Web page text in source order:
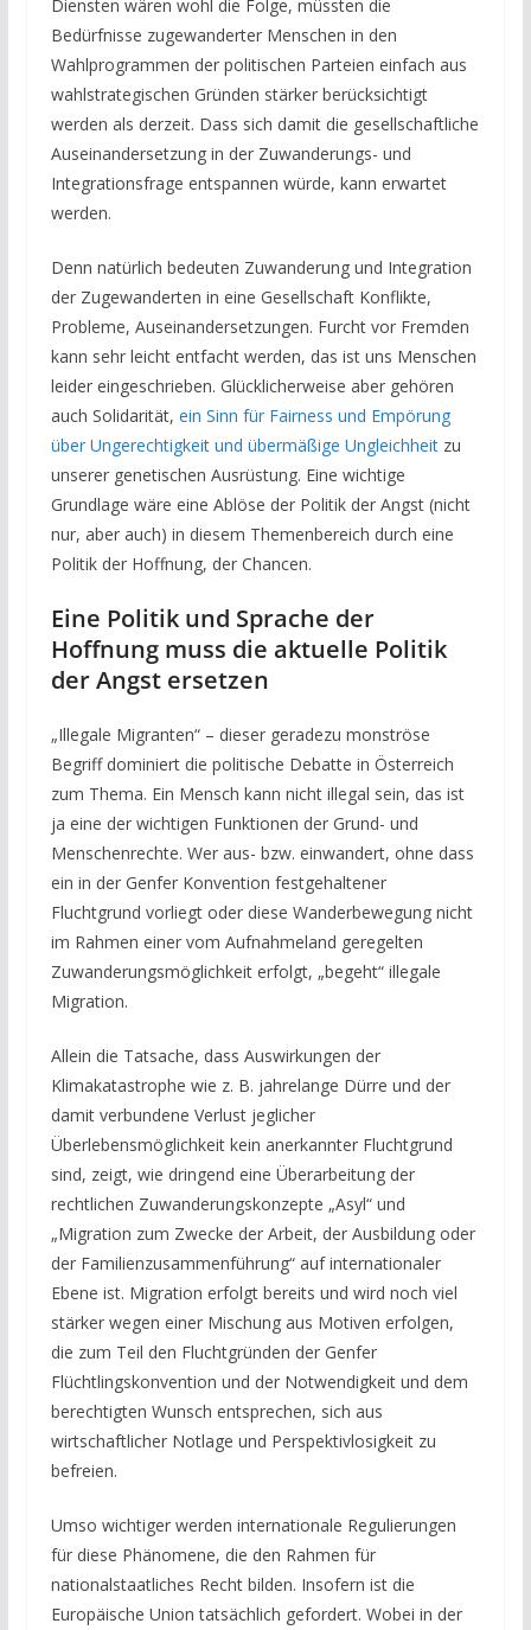
Diensten wären wohl die Folge, müssten die
Bedürfnisse zugewanderter Menschen in den
Wahlprogrammen der politischen Parteien einfach aus
wahlstrategischen Gründen stärker berücksichtigt
werden als derzeit. Dass sich damit die gesellschaftliche
Auseinandersetzung in der Zuwanderungs- und
Integrationsfrage entspannen würde, kann erwartet
werden.
Denn natürlich bedeuten Zuwanderung und Integration
der Zugewanderten in eine Gesellschaft Konflikte,
Probleme, Auseinandersetzungen. Furcht vor Fremden
kann sehr leicht entfacht werden, das ist uns Menschen
leider eingeschrieben. Glücklicherweise aber gehören
auch Solidarität, ein Sinn für Fairness und Empörung
über Ungerechtigkeit und übermäßige Ungleichheitzu
unserer genetischen Ausrüstung. Eine wichtige
Grundlage wäre eine Ablöse der Politik der Angst (nicht
nur, aber auch) in diesem Themenbereich durch eine
Politik der Hoffnung, der Chancen.
Eine Politik und Sprache der
Hoffnung muss die aktuelle Politik
der Angst ersetzen
„Illegale Migranten“ – dieser geradezu monströse
Begriff dominiert die politische Debatte in Österreich
zum Thema. Ein Mensch kann nicht illegal sein, das ist
ja eine der wichtigen Funktionen der Grund- und
Menschenrechte. Wer aus- bzw. einwandert, ohne dass
ein in der Genfer Konvention festgehaltener
Fluchtgrund vorliegt oder diese Wanderbewegung nicht
im Rahmen einer vom Aufnahmeland geregelten
Zuwanderungsmöglichkeit erfolgt, „begeht“ illegale
Migration.
Allein die Tatsache, dass Auswirkungen der
Klimakatastrophe wie z. B. jahrelange Dürre und der
damit verbundene Verlust jeglicher
Überlebensmöglichkeit kein anerkannter Fluchtgrund
sind, zeigt, wie dringend eine Überarbeitung der
rechtlichen Zuwanderungskonzepte „Asyl“ und
„Migration zum Zwecke der Arbeit, der Ausbildung oder
der Familienzusammenführung“ auf internationaler
Ebene ist. Migration erfolgt bereits und wird noch viel
stärker wegen einer Mischung aus Motiven erfolgen,
die zum Teil den Fluchtgründen der Genfer
Flüchtlingskonvention und der Notwendigkeit und dem
berechtigten Wunsch entsprechen, sich aus
wirtschaftlicher Notlage und Perspektivlosigkeit zu
befreien.
Umso wichtiger werden internationale Regulierungen
für diese Phänomene, die den Rahmen für
nationalstaatliches Recht bilden. Insofern ist die
Europäische Union tatsächlich gefordert. Wobei in der